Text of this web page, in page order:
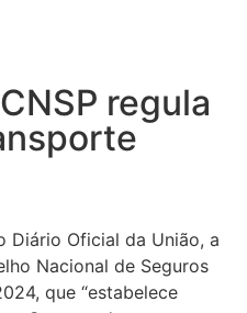
regula
Diário Oficial da União, a
Nacional de Seguros
que “estabelece